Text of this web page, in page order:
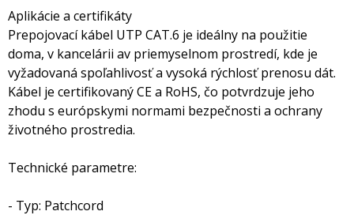
Aplikácie a certifikáty
Prepojovací kábel UTP CAT.6 je ideálny na použitie
doma, v kancelárii av priemyselnom prostredí, kde je
vyžadovaná spoľahlivosť a vysoká rýchlosť prenosu dát.
Kábel je certifikovaný CE a RoHS, čo potvrdzuje jeho
zhodu s európskymi normami bezpečnosti a ochrany
životného prostredia.
Technické parametre:
- Typ: Patchcord